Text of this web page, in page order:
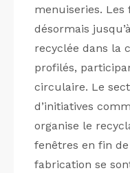
menuiseries.
désormais
recyclée dans la
profilés,
circulaire. Le
d’initiatives
organise le
fenêtres en fin
fabrication se